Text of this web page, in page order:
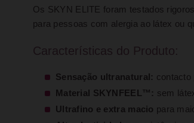
Os SKYN ELITE foram testados
para pessoas com alergia ao látex ou
Características do Produto:
Sensação ultranatural: contacto
Material SKYNFEEL™: sem
Ultrafino e extra macio para